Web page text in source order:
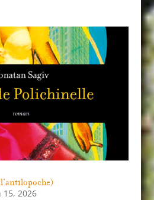
15, 2026